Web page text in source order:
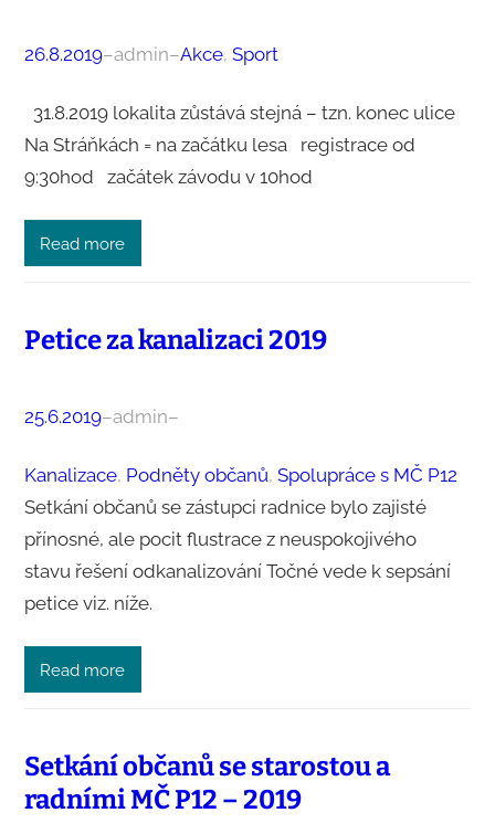
26.8.2019–admin–Akce, Sport
31.8.2019 lokalita zůstává stejná – tzn. konec ulice
Na Stráňkách = na začátku lesa registrace od
9:30hod začátek závodu v 10hod
Read more
Petice za kanalizaci 2019
25.6.2019–admin–
Kanalizace, Podněty občanů, Spolupráce s MČ P12
Setkání občanů se zástupci radnice bylo zajisté
přínosné, ale pocit flustrace z neuspokojivého
stavu řešení odkanalizování Točné vede k sepsání
petice viz. níže.
Read more
Setkání občanů se starostou a
radními MČ P12 – 2019